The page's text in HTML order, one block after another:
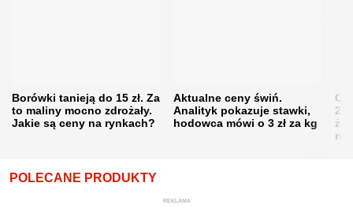
Borówki tanieją do 15 zł. Za
to maliny mocno zdrożały.
Jakie są ceny na rynkach?
Aktualne ceny świń.
Analityk pokazuje stawki,
hodowca mówi o 3 zł za kg
POLECANE PRODUKTY
REKLAMA